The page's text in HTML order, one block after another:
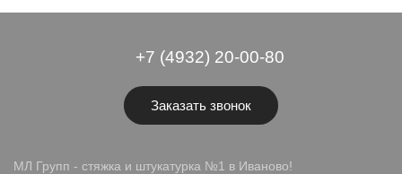
+7 (4932) 20-00-80
Заказать звонок
МЛ Групп - стяжка и штукатурка №1 в Иваново!